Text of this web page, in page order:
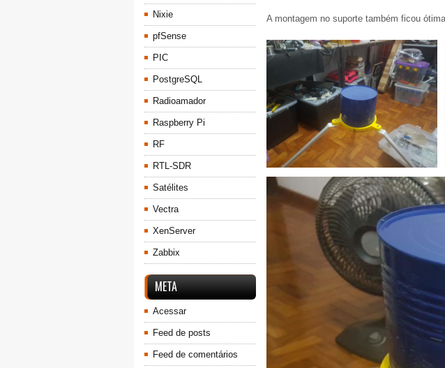
A montagem no suporte também ficou
Nixie
pfSense
PIC
PostgreSQL
Radioamador
Raspberry Pi
RF
RTL-SDR
Satélites
Vectra
XenServer
Zabbix
META
Acessar
Feed de posts
Feed de comentários